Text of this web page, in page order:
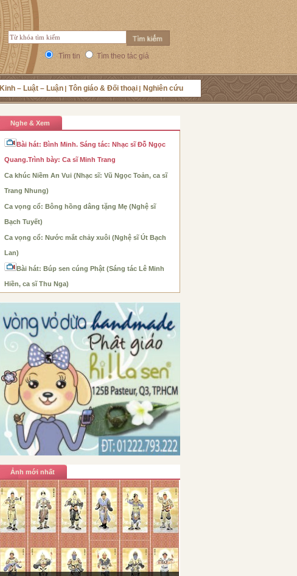
Tìm tin Tìm theo tác giả
Kinh – Luật – Luận Tôn giáo & Đối thoại Nghiên cứu
Nghe & Xem
Bài hát: Bình Minh. Sáng tác: Nhạc sĩ Đỗ Ngọc
Quang.Trình bày: Ca sĩ Minh Trang
Ca khúc Niềm An Vui (Nhạc sĩ: Vũ Ngọc Toản, ca sĩ
Trang Nhung)
Ca vọng cổ: Bông hồng dâng tặng Mẹ (Nghệ sĩ
Bạch Tuyết)
Ca vọng cổ: Nước mắt chảy xuôi (Nghệ sĩ Út Bạch
Lan)
Bài hát: Búp sen cúng Phật (Sáng tác Lê Minh
Hiền, ca sĩ Thu Nga)
Ảnh mới nhất